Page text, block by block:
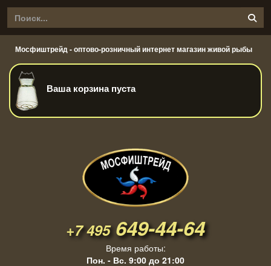
Мосфиштрейд - оптово-розничный интернет магазин живой рыбы
Ваша корзина пуста
+7 495649-44-64
Время работы:
Пон. - Вс. 9:00 до 21:00